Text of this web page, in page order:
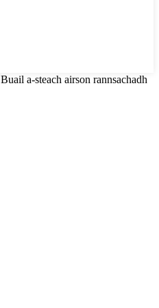
Buail a-steach airson rannsachadh